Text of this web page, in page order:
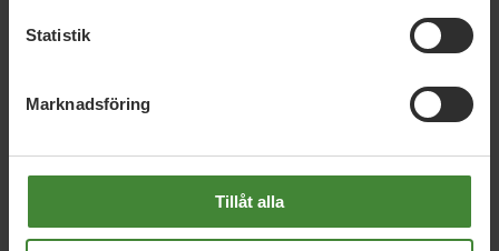
Statistik
Marknadsföring
Tillåt alla